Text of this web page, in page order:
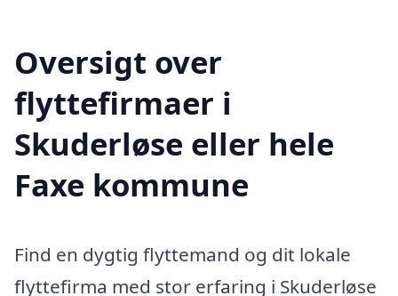
Oversigt over
flyttefirmaer i
Skuderløse eller hele
Faxe kommune
Find en dygtig flyttemand og dit lokale
flyttefirma med stor erfaring i Skuderløse